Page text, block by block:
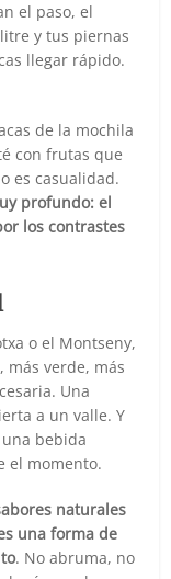
el paso, el
y tus piernas
llegar rápido.
de la mochila
con frutas que
es casualidad.
profundo: el
los contrastes
o el Montseny,
más verde, más
Una
a un valle. Y
bebida
el momento.
naturales
una forma de
. No abruma, no